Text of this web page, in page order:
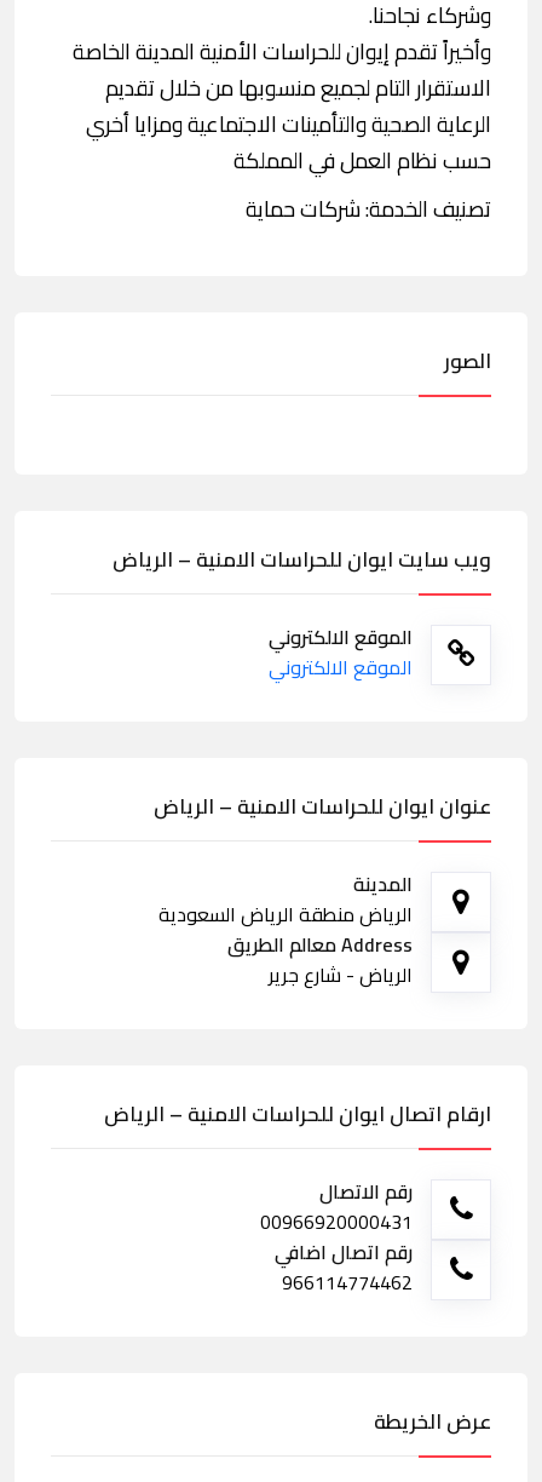
وشركاء نجاحنا.
وأخيراً تقدم إيوان للحراسات الأمنية المدينة الخاصة
الاستقرار التام لجميع منسوبها من خلال تقديم
الرعاية الصحية والتأمينات الاجتماعية ومزايا أخري
حسب نظام العمل في المملكة
تصنيف الخدمة: شركات حماية
الصور
ويب سايت ايوان للحراسات الامنية – الرياض
الموقع الالكتروني
الموقع الالكتروني
عنوان ايوان للحراسات الامنية – الرياض
المدينة
الرياض منطقة الرياض السعودية
Address معالم الطريق
الرياض - شارع جرير
ارقام اتصال ايوان للحراسات الامنية – الرياض
رقم الاتصال
00966920000431
رقم اتصال اضافي
966114774462
عرض الخريطة